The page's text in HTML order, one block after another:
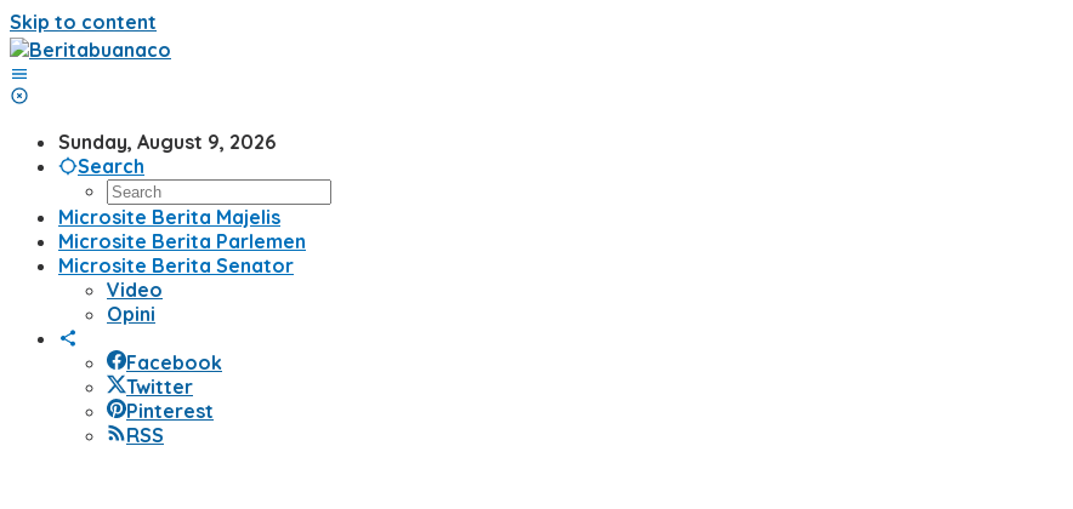
Skip to content
Sunday, August 9, 2026
Search
Microsite Berita Majelis
Microsite Berita Parlemen
Microsite Berita Senator
Video
Opini
Facebook
Twitter
Pinterest
RSS